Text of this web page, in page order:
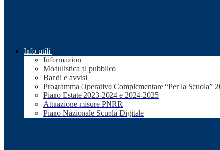
Info utili
Informazioni
Modulistica al pubblico
Bandi e avvisi
Programma Operativo Complementare “Per la Scuola”
Piano Estate 2023-2024 e 2024-2025
Attuazione misure PNRR
Piano Nazionale Scuola Digitale